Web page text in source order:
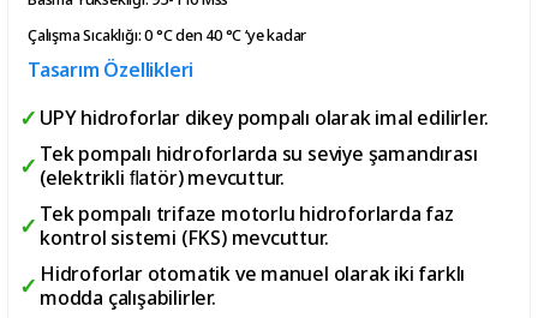
Çalışma Sıcaklığı: 0 °C den 40 °C ‘ye kadar
Tasarım Özellikleri
UPY hidroforlar dikey pompalı olarak imal edilirler.
Tek pompalı hidroforlarda su seviye şamandırası
(elektrikli ﬂatör) mevcuttur.
Tek pompalı trifaze motorlu hidroforlarda faz
kontrol sistemi (FKS) mevcuttur.
Hidroforlar otomatik ve manuel olarak iki farklı
modda çalışabilirler.